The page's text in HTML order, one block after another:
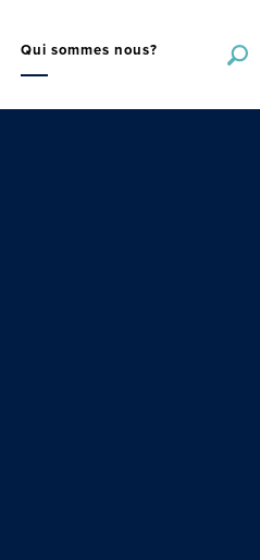
Qui sommes nous?